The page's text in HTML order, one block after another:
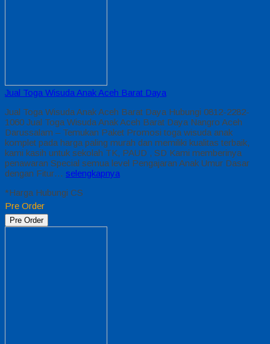
Jual Toga Wisuda Anak Aceh Barat Daya
Jual Toga Wisuda Anak Aceh Barat Daya Hubungi 0812-2282-
1060 Jual Toga Wisuda Anak Aceh Barat Daya Nangro Aceh
Darussalam – Temukan Paket Promosi toga wisuda anak
komplet pada harga paling murah dan memiliki kualitas terbaik,
kami kasih untuk sekolah TK, PAUD , SD Kami memberinya
penawaran Special semua level Pengajaran Anak Umur Dasar
dengan Fitur… selengkapnya
*Harga Hubungi CS
Pre Order
Pre Order